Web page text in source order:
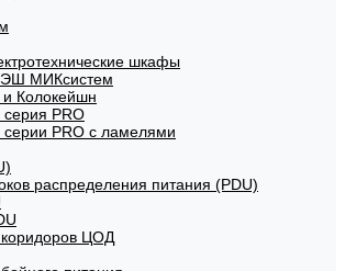
шкафы
МИКсистем
Колокейшн
PRO
PRO с ламелями
распределения питания (PDU)
ЦОД